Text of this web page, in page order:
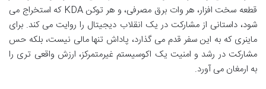
قطعه سخت افزار، هر وات برق مصرفی، و هر توکن KDA که استخراج می
شود، داستانی از مشارکت در یک انقلاب دیجیتال را روایت می کند. برای
ماینری که به این سفر قدم می گذارد، پاداش تنها مالی نیست، بلکه حس
مشارکت در رشد و امنیت یک اکوسیستم غیرمتمرکز، ارزش واقعی تری را
به ارمغان می آورد.